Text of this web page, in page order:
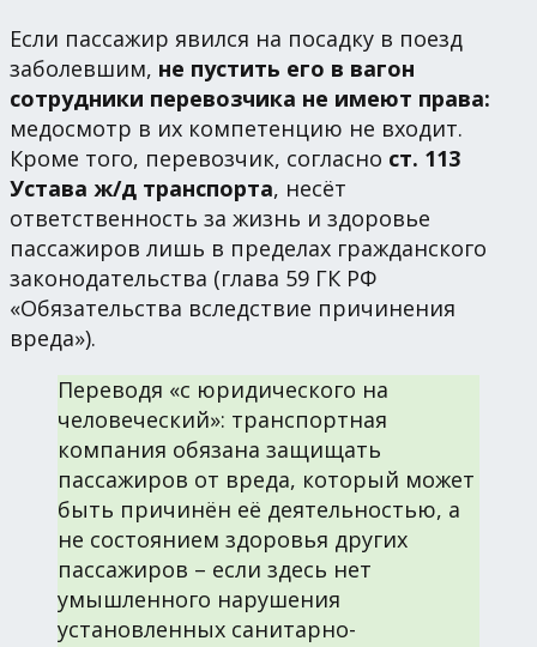
Если пассажир явился на посадку в поезд
заболевшим, не пустить его в вагон
сотрудники перевозчика не имеют права:
медосмотр в их компетенцию не входит.
Кроме того, перевозчик, согласно ст. 113
Устава ж/д транспорта, несёт
ответственность за жизнь и здоровье
пассажиров лишь в пределах гражданского
законодательства (глава 59 ГК РФ
«Обязательства вследствие причинения
вреда»).
Переводя «с юридического на
человеческий»: транспортная
компания обязана защищать
пассажиров от вреда, который может
быть причинён её деятельностью, а
не состоянием здоровья других
пассажиров – если здесь нет
умышленного нарушения
установленных санитарно-